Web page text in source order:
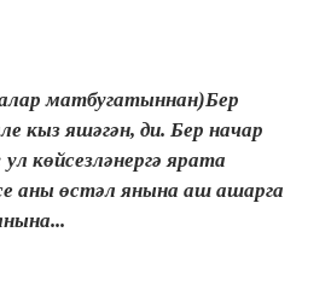
матбугатыннан)Бер
кыз яшәгән, ди. Бер начар
көйсезләнергә ярата
аны өстәл янына аш ашарга